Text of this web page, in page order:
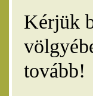
Kérjük
tovább!